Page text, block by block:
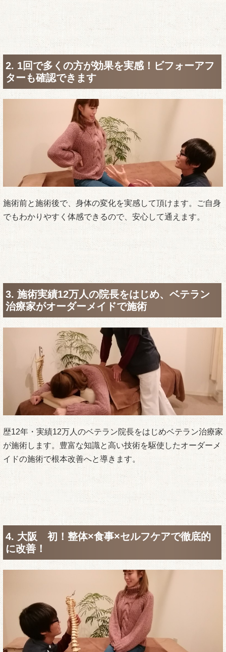
2. 1回で多くの方が効果を実感！ビフォーアフ
ターも確認できます
施術前と施術後で、身体の変化を実感して頂けます。ご自身
でもわかりやすく体感できるので、安心して通えます。
3. 施術実績12万人の院長をはじめ、ベテラン
治療家がオーダーメイドで施術
歴12年・実績12万人のベテラン院長をはじめベテラン治療家
が施術します。豊富な知識と高い技術を駆使したオーダーメ
イドの施術で根本改善へと導きます。
4. 大阪 初！整体×食事×セルフケアで徹底的
に改善！